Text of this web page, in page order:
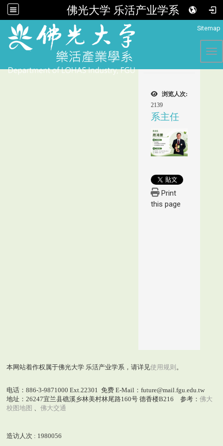
佛光大学 乐活产业学系
Sitemap
浏览人次:
2139
系主任
Print
this page
本网站着作权属于佛光大学 乐活产业学系，请详见使用规则 。
电话：886-3-9871000 Ext.22301 免费 E-Mail：future@mail.fgu.edu.tw
地址：26247宜兰县礁溪乡林美村林尾路160号 德香楼B216 参考： 佛大
校图地图 、 佛大交通
造访人次 : 1980056